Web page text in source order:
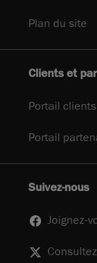
Plan du site
Clients et
Portail clients
Portail
Suivez-nous
Joignez-